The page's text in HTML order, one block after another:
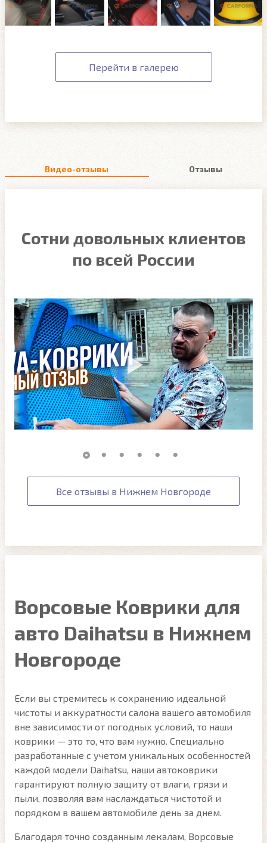
Перейти в галерею
Видео-отзывы Отзывы
Сотни довольных клиентов
по всей России
Все отзывы в Нижнем Новгороде
Ворсовые Коврики для
авто Daihatsu в Нижнем
Новгороде
Если вы стремитесь к сохранению идеальной
чистоты и аккуратности салона вашего автомобиля
вне зависимости от погодных условий, то наши
коврики — это то, что вам нужно. Специально
разработанные с учетом уникальных особенностей
каждой модели Daihatsu, наши автоковрики
гарантируют полную защиту от влаги, грязи и
пыли, позволяя вам наслаждаться чистотой и
порядком в вашем автомобиле день за днем.
Благодаря точно созданным лекалам, Ворсовые